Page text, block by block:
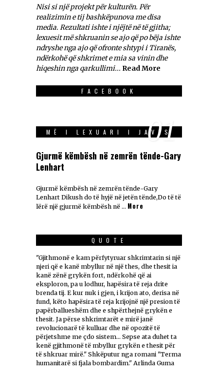
Nisi si një projekt për kulturën. Për
realizimin e tij bashkëpunova me disa
media. Rezultati ishte i njëjtë në të gjitha;
lexuesit më shkruanin se ajo që po bëja ishte
ndryshe nga ajo që ofronte shtypi i Tiranës,
ndërkohë që shkrimet e mia sa vinin dhe
hiqeshin nga qarkullimi... Read More
FACEBOOK
MË I LEXUARI I JAVES
01
Gjurmë këmbësh në zemrën tënde-Gary
Lenhart
Gjurmë këmbësh në zemrën tënde-Gary
Lenhart Dikush do të hyjë në jetën tënde,Do të të
lërë një gjurmë këmbësh në … More
QUOTE
"Gjithmonë e kam përfytyruar shkrimtarin si një
njeri që e kanë mbyllur në një thes, dhe thesit ia
kanë zënë grykën fort, ndërkohë që ai
eksploron, pa u lodhur, hapësira të reja drite
brenda tij. E kur nuk i gjen, i krijon ato, derisa në
fund, këto hapësira të reja krijojnë një presion të
papërballueshëm dhe e shpërthejnë grykën e
thesit. Ja përse shkrimtarët e mirë janë
revolucionarë të kulluar dhe në opozitë të
përjetshme me çdo sistem... Sepse ata duhet ta
kenë gjithmonë të mbyllur grykën e thesit për
të shkruar mirë." Shkëputur nga romani "Terma
humanitarë si fjala bombardim." Arlinda Guma